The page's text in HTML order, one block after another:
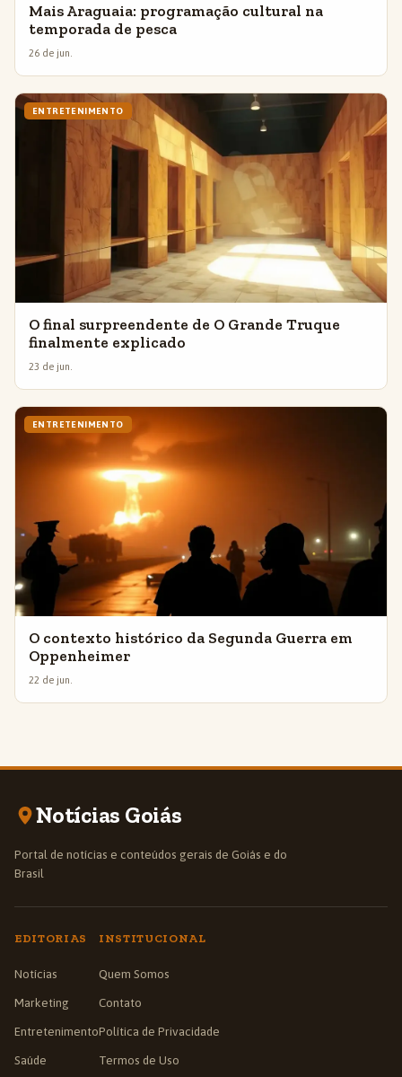
Mais Araguaia: programação cultural na
temporada de pesca
26 de jun.
ENTRETENIMENTO
O final surpreendente de O Grande Truque
finalmente explicado
23 de jun.
ENTRETENIMENTO
O contexto histórico da Segunda Guerra em
Oppenheimer
22 de jun.
Notícias Goiás
Portal de notícias e conteúdos gerais de Goiás e do
Brasil
EDITORIAS
Notícias
Marketing
Entretenimento
Saúde
INSTITUCIONAL
Quem Somos
Contato
Política de Privacidade
Termos de Uso